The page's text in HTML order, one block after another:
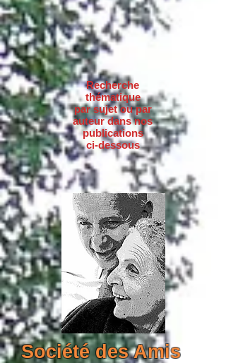
Recherche
thématique
par sujet ou par
auteur dans nos
publications
ci-dessous
Société des Amis